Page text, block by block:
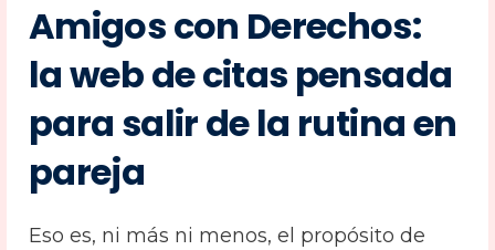
Amigos con Derechos:
la web de citas pensada
para salir de la rutina en
pareja
Eso es, ni más ni menos, el propósito de